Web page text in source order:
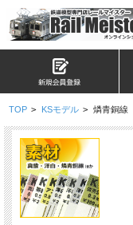
TOP > KSモデル > 燐青銅線